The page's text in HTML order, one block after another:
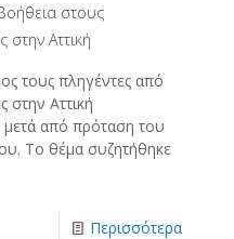
στους
στην Αττική
τους πληγέντες από
στην Αττική
από πρόταση του
Το θέμα συζητήθηκε
Περισσότερα